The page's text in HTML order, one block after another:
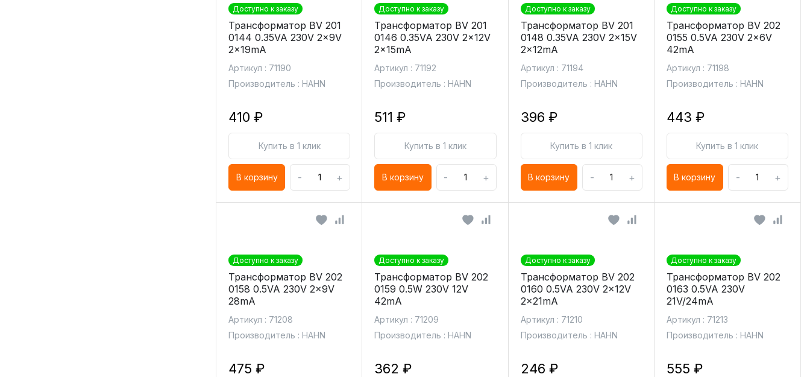
Доступно к заказу
Трансформатор BV 201
0144 0.35VA 230V 2x9V
2x19mA
Артикул : 71190
Производитель : HAHN
410 ₽
Купить в 1 клик
В корзину - +
Доступно к заказу
Трансформатор BV 201
0146 0.35VA 230V 2x12V
2x15mA
Артикул : 71192
Производитель : HAHN
511 ₽
Купить в 1 клик
В корзину - +
Доступно к заказу
Трансформатор BV 201
0148 0.35VA 230V 2x15V
2x12mA
Артикул : 71194
Производитель : HAHN
396 ₽
Купить в 1 клик
В корзину - +
Доступно к заказу
Трансформатор BV 202
0155 0.5VA 230V 2x6V
42mA
Артикул : 71198
Производитель : HAHN
443 ₽
Купить в 1 клик
В корзину - +
Доступно к заказу
Трансформатор BV 202
0158 0.5VA 230V 2x9V
28mA
Артикул : 71208
Производитель : HAHN
475 ₽
Доступно к заказу
Трансформатор BV 202
0159 0.5W 230V 12V
42mA
Артикул : 71209
Производитель : HAHN
362 ₽
Доступно к заказу
Трансформатор BV 202
0160 0.5VA 230V 2x12V
2x21mA
Артикул : 71210
Производитель : HAHN
246 ₽
Доступно к заказу
Трансформатор BV 202
0163 0.5VA 230V
21V/24mA
Артикул : 71213
Производитель : HAHN
555 ₽